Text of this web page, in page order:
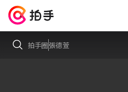
拍手圈張德萱